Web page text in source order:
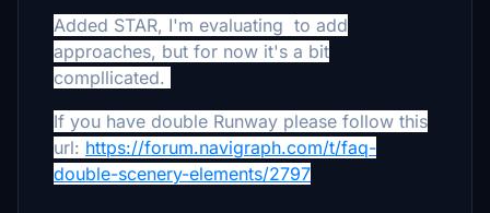
Added STAR, I'm evaluating to add
approaches, but for now it's a bit
compllicated.
If you have double Runway please follow this
url: https://forum.navigraph.com/t/faq-
double-scenery-elements/2797